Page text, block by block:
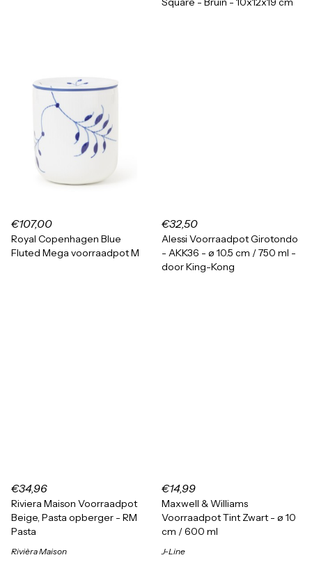
€107,00
Royal Copenhagen Blue
Fluted Mega voorraadpot M
€32,50
Alessi Voorraadpot Girotondo
- AKK36 - ø 10.5 cm / 750 ml -
door King-Kong
€34,96
Riviera Maison Voorraadpot
Beige, Pasta opberger - RM
Pasta
Rivièra Maison
€14,99
Maxwell & Williams
Voorraadpot Tint Zwart - ø 10
cm / 600 ml
J-Line